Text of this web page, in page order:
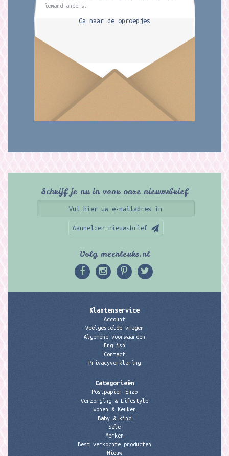
iemand anders.
Ga naar de oproepjes
Schrijf je nu in voor onze nieuwsbrief
Aanmelden nieuwsbrief
Volg meerleuks.nl
Klantenservice
Account
Veelgestelde vragen
Algemene voorwaarden
English
Contact
Privacyverklaring
Categorieën
Postpapier Enzo
Verzorging & Lifestyle
Wonen & Keuken
Baby & kind
Sale
Merken
Best verkochte producten
Nieuw